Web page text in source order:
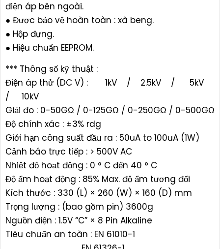
điện áp bên ngoài.
● Được bảo vệ hoàn toàn : xà beng.
● Hộp đựng.
● Hiệu chuẩn EEPROM.
*** Thông số kỹ thuật :
Điện áp thử (DC V) : 1kV / 2.5kV / 5kV
/ 10kV
Giải đo : 0-50GΩ / 0-125GΩ / 0-250GΩ / 0-500GΩ
Độ chính xác : ±3% rdg
Giới hạn công suất đầu ra : 50uA to 100uA (1W)
Cảnh báo trực tiếp : > 500V AC
Nhiệt độ hoạt động : 0 ° C đến 40 ° C
Độ ẩm hoạt động : 85% Max. độ ẩm tương đối
Kích thước : 330 (L) × 260 (W) × 160 (D) mm
Trọng lượng : (bao gồm pin) 3600g
Nguồn điện : 1.5V “C” × 8 Pin Alkaline
Tiêu chuẩn an toàn : EN 61010-1